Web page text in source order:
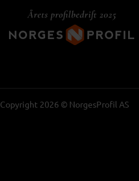
Copyright 2026 © NorgesProfil AS